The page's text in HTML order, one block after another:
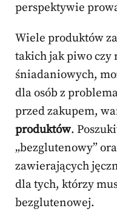
perspektywie
Wiele produktów
takich jak piwo czy
śniadaniowych,
dla osób z
przed zakupem,
produktów.
„bezglutenowy”
zawierających
dla tych, którzy
bezglutenowej.